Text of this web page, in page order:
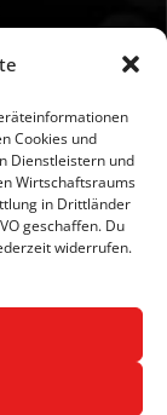
Cookies und
Dienstleistern und
Wirtschaftsraums
in Drittländer
geschaffen. Du
widerrufen.